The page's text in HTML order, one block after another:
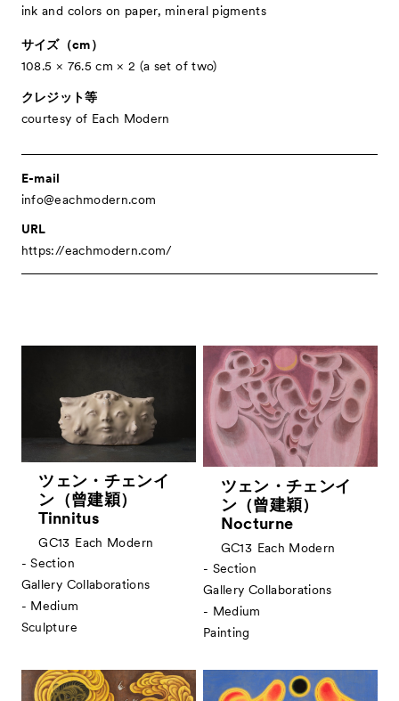
About ACKとは
Visitor Information
Partners パートナー
Press
ink and colors on paper, mineral pigments
サイズ（cm）
108.5 × 76.5 cm × 2 (a set of two)
クレジット等
courtesy of Each Modern
E-mail
info@eachmodern.com
URL
https://eachmodern.com/
ツェン・チェンイ
ン（曾建穎）
Tinnitus
GC13 Each Modern
- Section
Gallery Collaborations
- Medium
Sculpture
ツェン・チェンイ
ン（曾建穎）
Nocturne
GC13 Each Modern
- Section
Gallery Collaborations
- Medium
Painting